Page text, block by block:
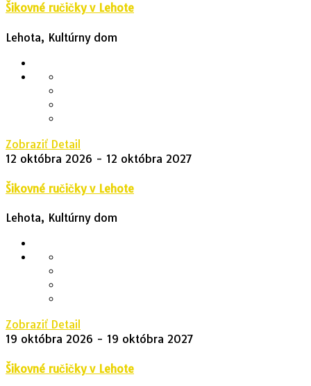
Šikovné ručičky v Lehote
Lehota, Kultúrny dom
Zobraziť Detail
12 októbra 2026 - 12 októbra 2027
Šikovné ručičky v Lehote
Lehota, Kultúrny dom
Zobraziť Detail
19 októbra 2026 - 19 októbra 2027
Šikovné ručičky v Lehote